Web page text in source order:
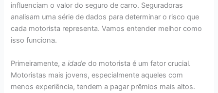
influenciam o valor do seguro de carro. Seguradoras
analisam uma série de dados para determinar o risco que
cada motorista representa. Vamos entender melhor como
isso funciona.
Primeiramente, aidade do motorista é um fator crucial.
Motoristas mais jovens, especialmente aqueles com
menos experiência, tendem a pagar prêmios mais altos.